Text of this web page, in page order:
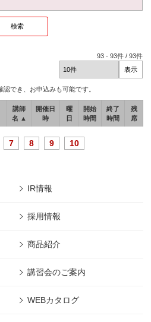
93 -93件 /93件
でき、お申込みも可能です。
講師
名 ▲
開催日
時
曜
日
開始
時間
終了
時間
残
席
7 8 9 10
IR情報
採用情報
商品紹介
講習会のご案内
WEBカタログ